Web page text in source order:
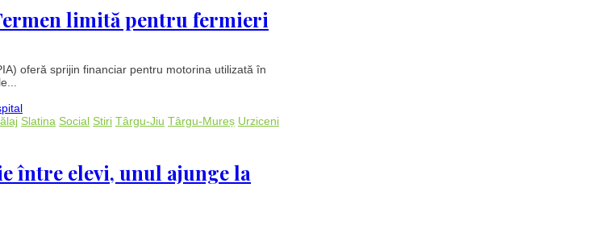
limită pentru fermieri
oferă sprijin financiar pentru motorina utilizată în
Slatina Social Stiri Târgu-Jiu Târgu-Mureș Urziceni
între elevi, unul ajunge la